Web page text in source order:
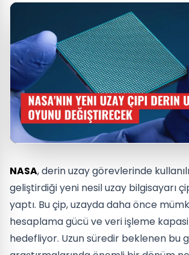
NASA, derin uzay görevlerinde
geliştirdiği yeni nesil uzay bilgisayarı
yaptı. Bu çip, uzayda daha önce
hesaplama gücü ve veri işleme
hedefliyor. Uzun süredir beklenen bu